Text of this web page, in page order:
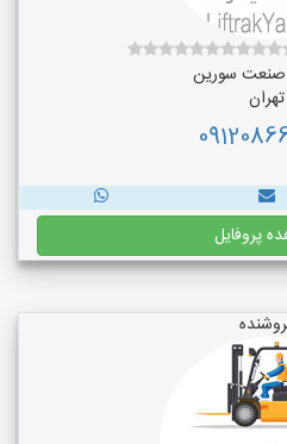
صنعت سورین
تهران
پروفایل